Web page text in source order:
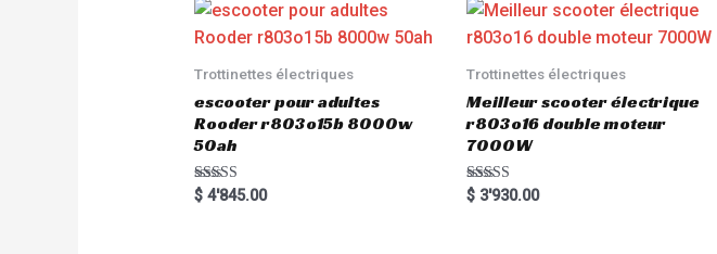
Trottinettes électriques
escooter pour adultes
Rooder r803o15b 8000w
50ah
Rated
5.00
$4'845.00
Trottinettes électriques
Meilleur scooter électrique
r803o16 double moteur
7000W
Rated
5.00
$ 3'930.00